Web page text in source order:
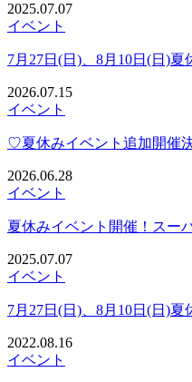
2025.07.07
イベント
7月27日(日)、8月10日(日)夏
2026.07.15
イベント
♡夏休みイベント追加開催
2026.06.28
イベント
夏休みイベント開催！スー
2025.07.07
イベント
7月27日(日)、8月10日(日)夏
2022.08.16
イベント